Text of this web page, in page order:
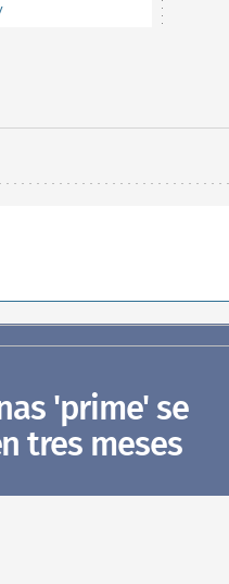
'prime' se
tres meses